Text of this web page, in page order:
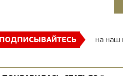
ПОДПИСЫВАЙТЕСЬ на наш